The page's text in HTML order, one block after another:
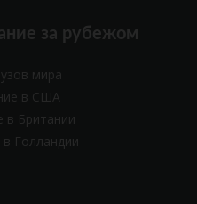
за рубежом
мира
в США
в Британии
Голландии